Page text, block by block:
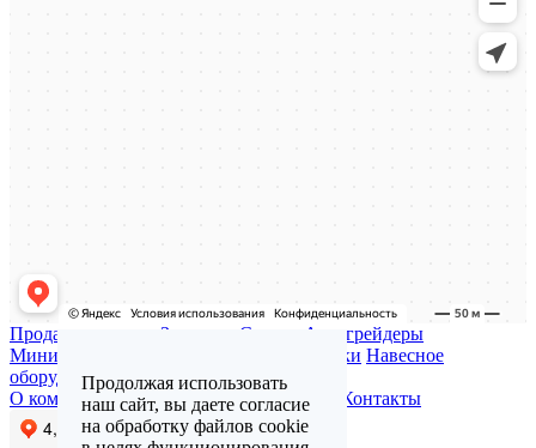
Продажа техники Запчасти Сервис
Автогрейдеры
Минипогрузчики
Газонокосилки Навесное
оборудование
О компании Доставка и оплата Отзывы Контакты
Продолжая использовать
наш сайт, вы даете согласие
на обработку файлов cookie